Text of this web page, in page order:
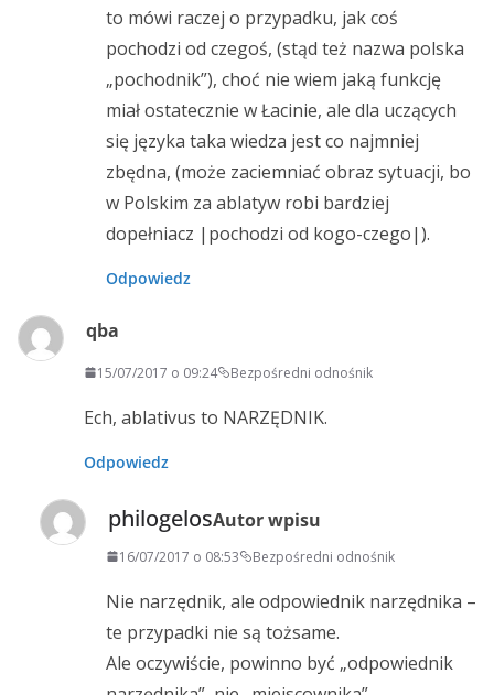
to mówi raczej o przypadku, jak coś
pochodzi od czegoś, (stąd też nazwa polska
„pochodnik”), choć nie wiem jaką funkcję
miał ostatecznie w Łacinie, ale dla uczących
się języka taka wiedza jest co najmniej
zbędna, (może zaciemniać obraz sytuacji, bo
w Polskim za ablatyw robi bardziej
dopełniacz |pochodzi od kogo-czego|).
Odpowiedz
qba
15/07/2017 o 09:24 Bezpośredni odnośnik
Ech, ablativus to NARZĘDNIK.
Odpowiedz
philogelosAutor wpisu
16/07/2017 o 08:53 Bezpośredni odnośnik
Nie narzędnik, ale odpowiednik narzędnika –
te przypadki nie są tożsame.
Ale oczywiście, powinno być „odpowiednik